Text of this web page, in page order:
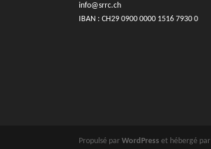
info@srrc.ch
IBAN : CH29 0900 0000 1516 7930 0
Propulsé parWordPress et hébergé par